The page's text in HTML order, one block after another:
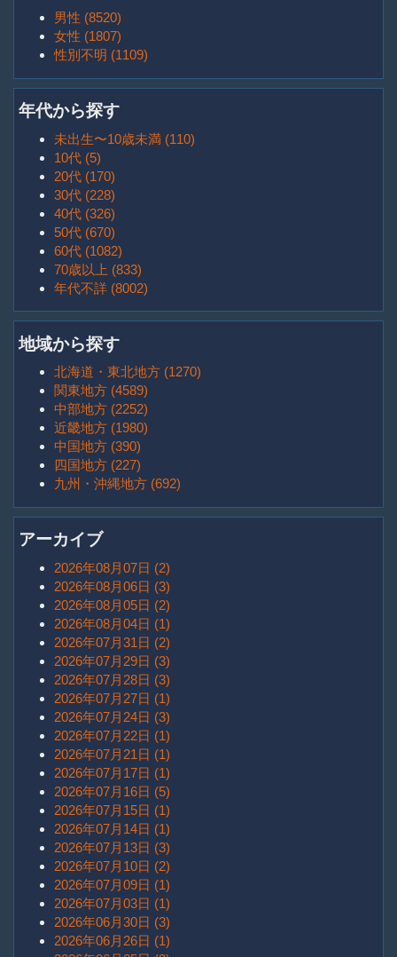
男性 (8520)
女性 (1807)
性別不明 (1109)
年代から探す
未出生〜10歳未満 (110)
10代 (5)
20代 (170)
30代 (228)
40代 (326)
50代 (670)
60代 (1082)
70歳以上 (833)
年代不詳 (8002)
地域から探す
北海道・東北地方 (1270)
関東地方 (4589)
中部地方 (2252)
近畿地方 (1980)
中国地方 (390)
四国地方 (227)
九州・沖縄地方 (692)
アーカイブ
2026年08月07日 (2)
2026年08月06日 (3)
2026年08月05日 (2)
2026年08月04日 (1)
2026年07月31日 (2)
2026年07月29日 (3)
2026年07月28日 (3)
2026年07月27日 (1)
2026年07月24日 (3)
2026年07月22日 (1)
2026年07月21日 (1)
2026年07月17日 (1)
2026年07月16日 (5)
2026年07月15日 (1)
2026年07月14日 (1)
2026年07月13日 (3)
2026年07月10日 (2)
2026年07月09日 (1)
2026年07月03日 (1)
2026年06月30日 (3)
2026年06月26日 (1)